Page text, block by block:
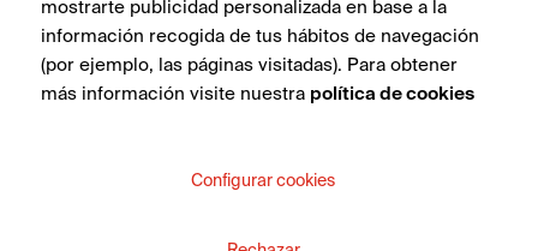
mostrarte publicidad personalizada en base a la
información recogida de tus hábitos de navegación
(por ejemplo, las páginas visitadas). Para obtener
más información visite nuestra política de cookies
Configurar cookies